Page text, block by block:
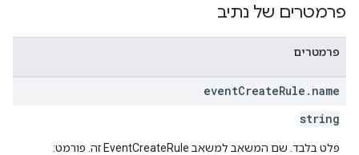
פרמטרים של נתיב
פרמטרים
eventCreateRule . name
string
פלט בלבד. שם המשאב למשאב EventCreateRule זה. פורמט: